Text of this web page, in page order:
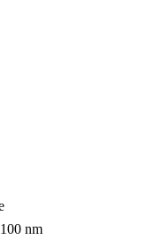
nm